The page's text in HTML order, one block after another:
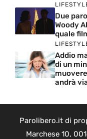
Due
Woody
quale
Addio
di un
andrà
Parolibero.it di
Marchese 10,